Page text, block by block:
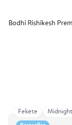
Bodhi Rishikesh
Fekete